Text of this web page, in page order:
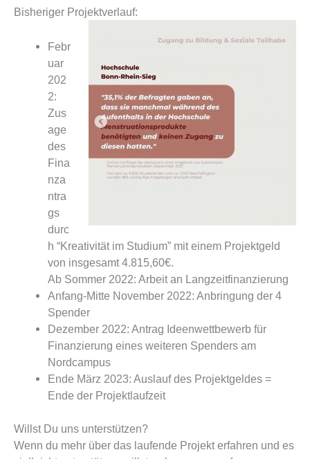
Bisheriger Projektverlauf:
Febr
uar
202
2:
Zus
age
des
Fina
nza
ntra
gs
durc
h “Kreativität im Studium” mit einem Projektgeld
von insgesamt 4.815,60€.
Ab Sommer 2022: Arbeit an Langzeitfinanzierung
Anfang-Mitte November 2022: Anbringung der 4
Spender
Dezember 2022: Antrag Ideenwettbewerb für
Finanzierung eines weiteren Spenders am
Nordcampus
Ende März 2023: Auslauf des Projektgeldes =
Ende der Projektlaufzeit
Willst Du uns unterstützen?
Wenn du mehr über das laufende Projekt erfahren und es